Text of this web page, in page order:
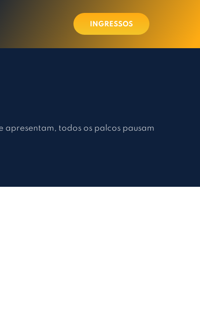
INGRESSOS
apresentam, todos os palcos pausam